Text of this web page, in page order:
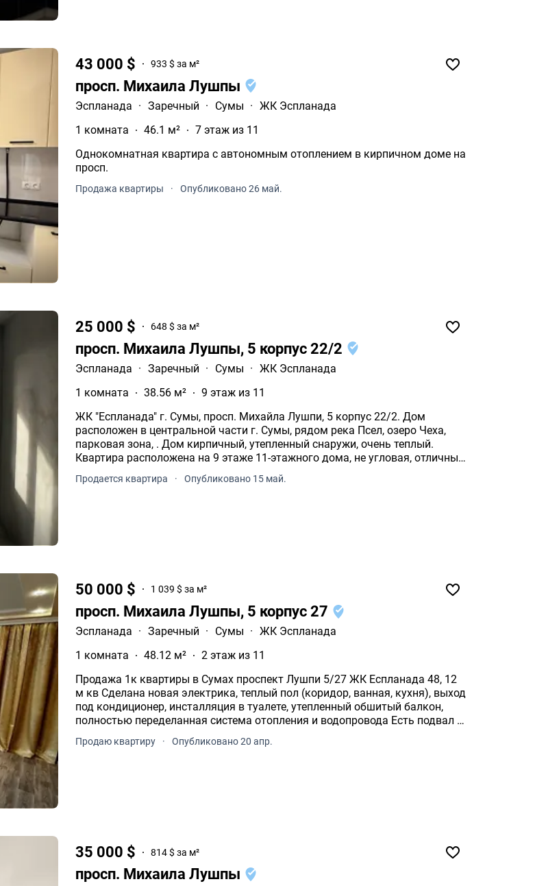
43 000 $ 933 $ за м²
просп. Михаила Лушпы
Эспланада · Заречный · Сумы · ЖК Эспланада
1 комната
46.1 м²
7 этаж из 11
Однокомнатная квартира с автономным отоплением в кирпичном доме на
просп.
Продажа квартиры · Опубликовано 26 май.
25 000 $ 648 $ за м²
просп. Михаила Лушпы, 5 корпус 22/2
Эспланада · Заречный · Сумы · ЖК Эспланада
1 комната
38.56 м²
9 этаж из 11
ЖК "Еспланада" г. Сумы, просп. Михайла Лушпи, 5 корпус 22/2. Дом
расположен в центральной части г. Сумы, рядом река Псел, озеро Чеха,
парковая зона, . Дом кирпичный, утепленный снаружи, очень теплый.
Квартира расположена на 9 этаже 11-этажного дома, не угловая, отличный
Продается квартира · Опубликовано 15 май.
50 000 $ 1 039 $ за м²
просп. Михаила Лушпы, 5 корпус 27
Эспланада · Заречный · Сумы · ЖК Эспланада
1 комната
48.12 м²
2 этаж из 11
Продажа 1к квартиры в Сумах проспект Лушпи 5/27 ЖК Еспланадa 48, 12
м кв Сделана новая электрика, теплый пол (коридор, ванная, кухня), выход
под кондиционер, инсталляция в туалете, утепленный обшитый балкон,
полностью переделанная система отопления и водопровода Есть подвал 4
кв м Тамбур на 4 кв сде.
Продаю квартиру · Опубликовано 20 апр.
35 000 $ 814 $ за м²
просп. Михаила Лушпы